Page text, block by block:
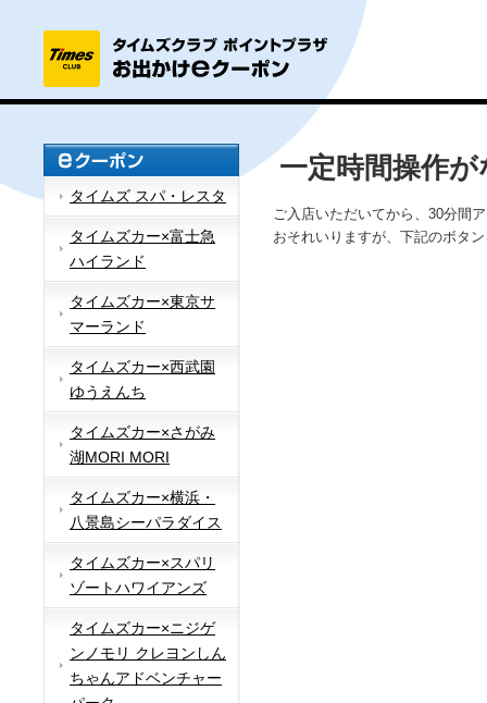
タイムズ スパ・レスタ
タイムズカー×富士急
ハイランド
タイムズカー×東京サ
マーランド
タイムズカー×西武園
ゆうえんち
タイムズカー×さがみ
湖MORI MORI
タイムズカー×横浜・
八景島シーパラダイス
タイムズカー×スパリ
ゾートハワイアンズ
タイムズカー×ニジゲ
ンノモリ クレヨンしん
ちゃんアドベンチャー
一定時間操作
ご入店いただいてから、30分間
おそれいりますが、下記のボタ